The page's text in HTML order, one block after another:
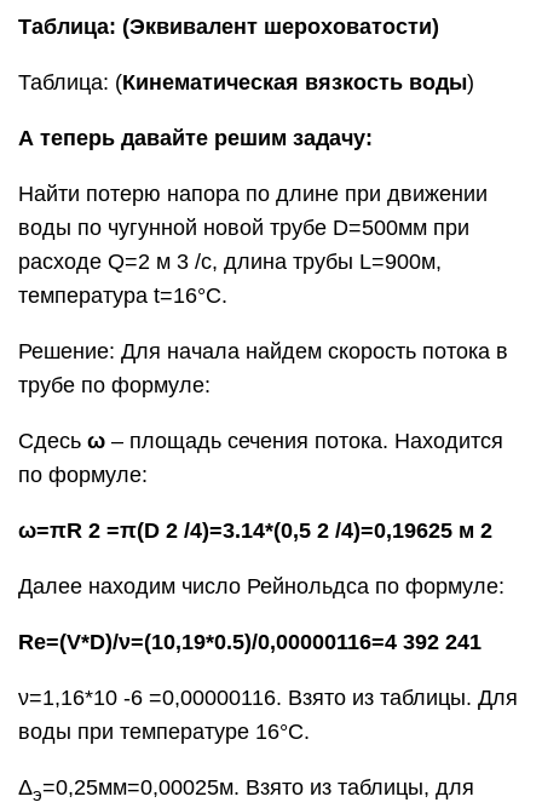
Таблица: (Эквивалент шероховатости)
Таблица: (Кинематическая вязкость воды)
А теперь давайте решим задачу:
Найти потерю напора по длине при движении
воды по чугунной новой трубе D=500мм при
расходе Q=2 м 3 /с, длина трубы L=900м,
температура t=16°С.
Решение: Для начала найдем скорость потока в
трубе по формуле:
Сдесь ω – площадь сечения потока. Находится
по формуле:
ω=πR 2 =π(D 2 /4)=3.14*(0,5 2 /4)=0,19625 м 2
Далее находим число Рейнольдса по формуле:
Re=(V*D)/ν=(10,19*0.5)/0,00000116=4 392 241
ν=1,16*10 -6 =0,00000116. Взято из таблицы. Для
воды при температуре 16°С.
Δэ=0,25мм=0,00025м. Взято из таблицы, для